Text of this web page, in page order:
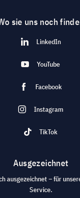
sie uns noch
LinkedIn
YouTube
Facebook
Instagram
TikTok
Ausgezeichnet
ausgezeichnet – für
Service.